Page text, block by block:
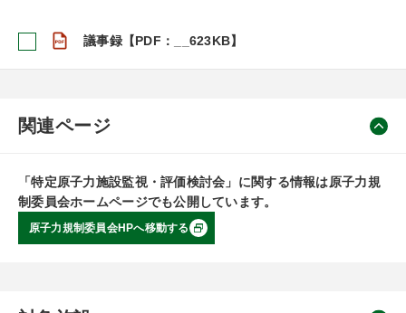
議事録【PDF：__623KB】
関連ページ
「特定原子力施設監視・評価検討会」に関する情報は原子力規
制委員会ホームページでも公開しています。
原子力規制委員会HPへ移動する